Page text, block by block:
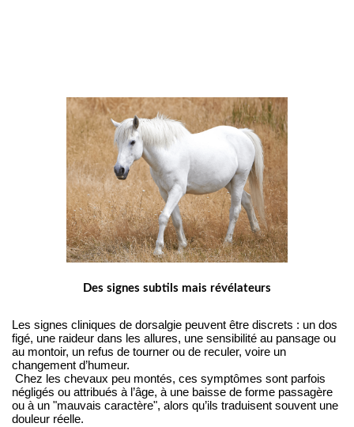
Des signes subtils mais révélateurs
Les signes cliniques de dorsalgie peuvent être discrets : un dos
figé, une raideur dans les allures, une sensibilité au pansage ou
au montoir, un refus de tourner ou de reculer, voire un
changement d’humeur.
négligés ou attribués à l’âge, à une baisse de forme passagère
ou à un "mauvais caractère", alors qu’ils traduisent souvent une
douleur réelle.